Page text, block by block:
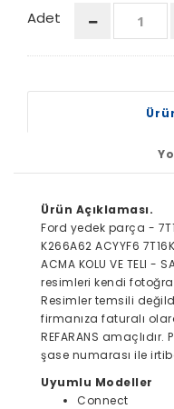
Adet
Ürün Açıklaması.
Ford yedek parça -
K266A62 ACYYF6
ACMA KOLU VE TELI -
resimleri kendi
Resimler temsili
firmanıza faturalı
REFARANS
şase numarası ile
Uyumlu Modeller
Connect